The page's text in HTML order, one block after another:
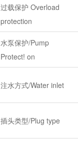
过载保护 Overload
protection
水泵保护/Pump
Protect! on
注水方式/Water inlet
插头类型/Plug type